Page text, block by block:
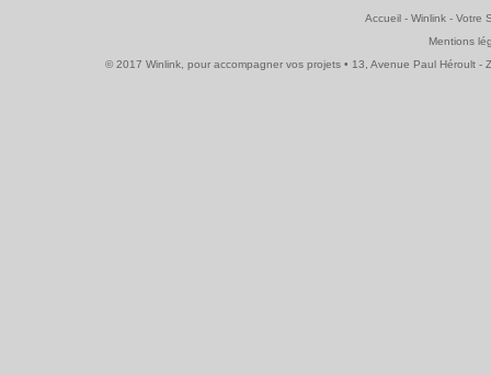
Accueil- Winlink- Votre
Mentions
© 2017 Winlink, pour accompagner vos projets • 13, Avenue Paul Héroult